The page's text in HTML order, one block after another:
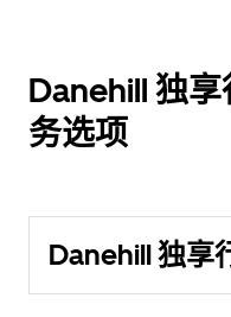
Danehill 独
务选项
Danehill 独享